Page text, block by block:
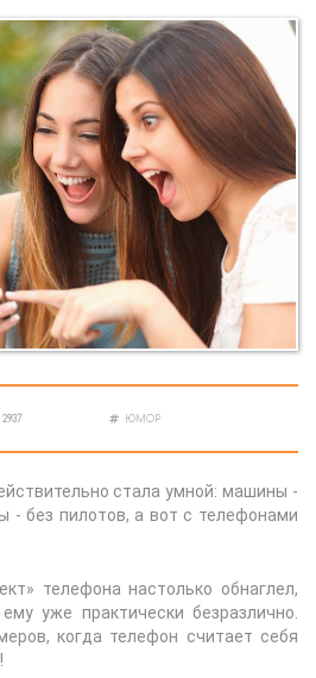
2937 ЮМОР
стала умной: машины -
- без пилотов, а вот с телефонами
телефона настолько обнаглел,
уже практически безразлично.
когда телефон считает себя